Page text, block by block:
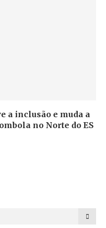
a inclusão e muda a
no Norte do ES